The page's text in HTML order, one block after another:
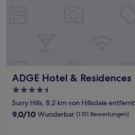
ADGE Hotel & Residences
ADGE Hotel & Residences
4.5-
Sterne-
Unterkunft
Surry Hills, 8,2 km von Hillsdale entfernt
9.0
9,0/10 Wunderbar (1.151 Bewertungen)